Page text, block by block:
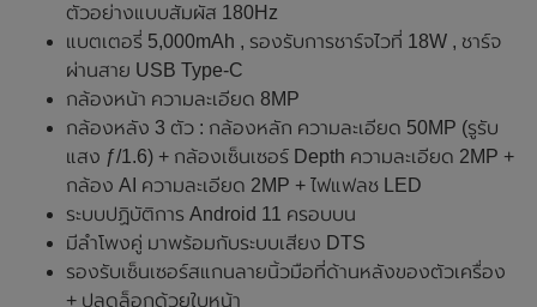
ตัวอย่างแบบสัมผัส 180Hz
แบตเตอรี่ 5,000mAh , รองรับการชาร์จไวที่ 18W , ชาร์จ
ผ่านสาย USB Type-C
กล้องหน้า ความละเอียด 8MP
กล้องหลัง 3 ตัว : กล้องหลัก ความละเอียด 50MP (รูรับ
แสง ƒ/1.6) + กล้องเซ็นเซอร์ Depth ความละเอียด 2MP +
กล้อง AI ความละเอียด 2MP + ไฟแฟลช LED
ระบบปฏิบัติการ Android 11 ครอบบน
มีลำโพงคู่ มาพร้อมกับระบบเสียง DTS
รองรับเซ็นเซอร์สแกนลายนิ้วมือที่ด้านหลังของตัวเครื่อง
+ ปลดล็อกด้วยใบหน้า